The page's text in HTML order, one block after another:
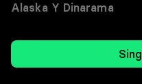
Alaska Y Dinarama
Sing